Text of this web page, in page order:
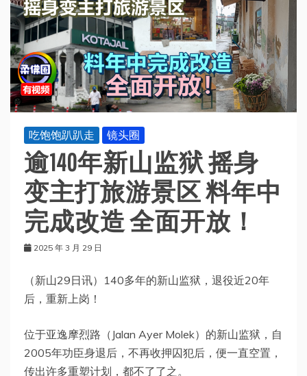
吃饱饱趴趴走 镜头圈
逾140年新山监狱 摇身
变主打旅游景区 料年中
完成改造 全面开放！
2025 年 3 月 29 日
（新山29日讯）140多年的新山监狱，退役近20年
后，重新上岗！
位于亚逸摩烈路（Jalan Ayer Molek）的新山监狱，自
2005年功臣身退后，不再收押囚犯后，便一直空置，
传出许多重塑计划，都不了了之。